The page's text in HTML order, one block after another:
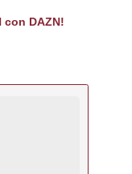
con DAZN!